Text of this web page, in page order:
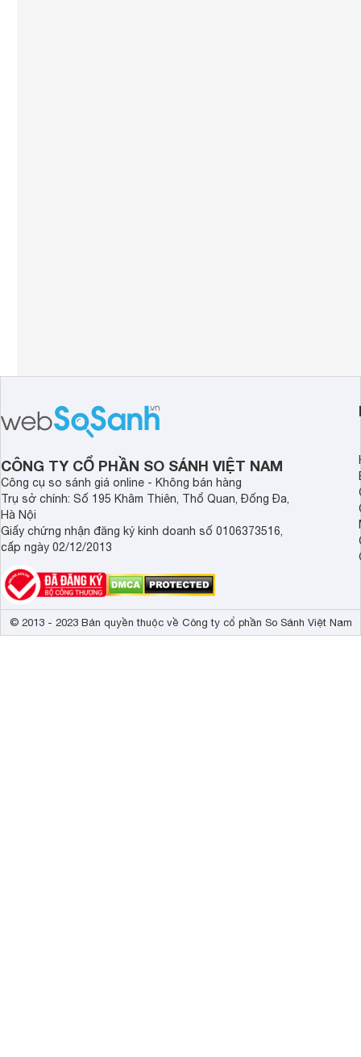
CÔNG TY CỔ PHẦN SO SÁNH VIỆT NAM
Công cụ so sánh giá online - Không bán hàng
Trụ sở chính: Số 195 Khâm Thiên, Thổ Quan, Đống Đa,
Hà Nội
Giấy chứng nhận đăng ký kinh doanh số 0106373516,
cấp ngày 02/12/2013
© 2013 - 2023 Bản quyền thuộc về Công ty cổ phần So Sánh Việt Nam